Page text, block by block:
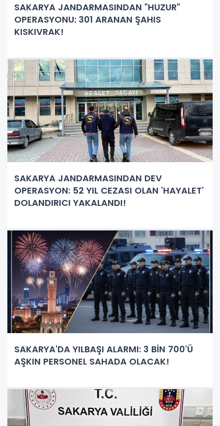
SAKARYA JANDARMASINDAN "HUZUR"
OPERASYONU: 301 ARANAN ŞAHIS
KISKIVRAK!
SAKARYA JANDARMASINDAN DEV
OPERASYON: 52 YIL CEZASI OLAN 'HAYALET'
DOLANDIRICI YAKALANDI!
SAKARYA'DA YILBAŞI ALARMI: 3 BİN 700'Ü
AŞKIN PERSONEL SAHADA OLACAK!